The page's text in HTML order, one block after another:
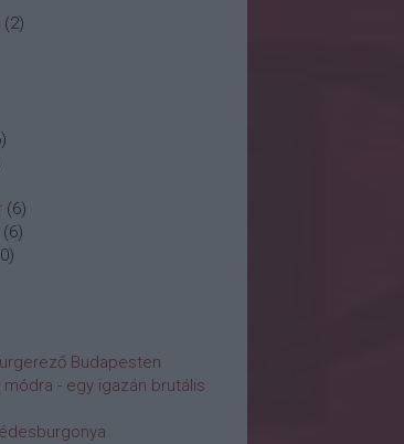
(2)
)
(6)
(6)
)
Budapesten
- egy igazán brutális